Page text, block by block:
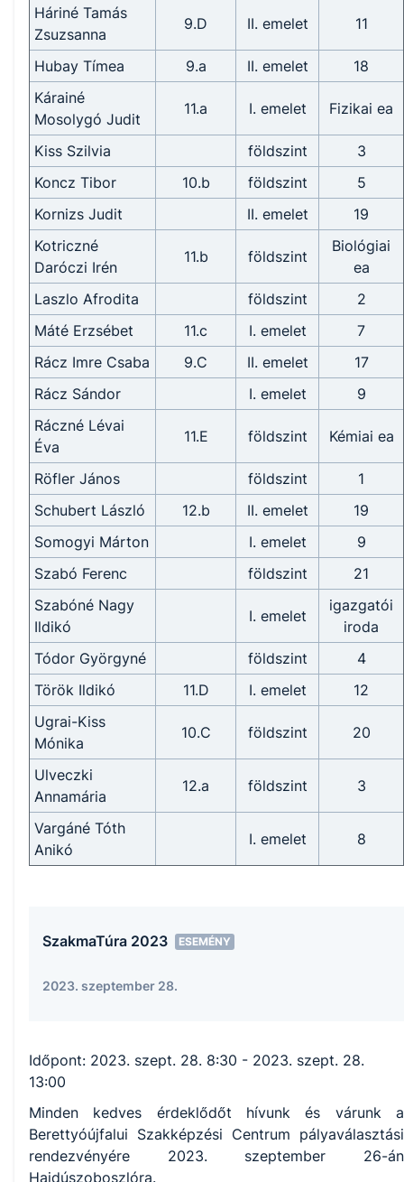
Háriné Tamás
Zsuzsanna
9.D II. emelet 11
Hubay Tímea 9.a II. emelet
18
Kárainé
Mosolygó Judit
11.a I. emelet Fizikai ea
Kiss Szilvia földszint
3
Koncz Tibor
10.b földszint
5
Kornizs Judit
II. emelet
19
Kotriczné
Daróczi Irén
11.b földszint
Biológiai
ea
Laszlo Afrodita
földszint
2
Máté Erzsébet
11.c I. emelet
7
Rácz Imre Csaba
9.C II. emelet
17
Rácz Sándor
I. emelet
9
Ráczné Lévai
Éva
11.E földszint Kémiai ea
Röfler János földszint
1
Schubert László
12.b II. emelet
19
Somogyi Márton
I. emelet
9
Szabó Ferenc
földszint
21
Szabóné Nagy
Ildikó
I. emelet
igazgatói
iroda
Tódor Györgyné
földszint
4
Török Ildikó
11.D I. emelet
12
Ugrai-Kiss
Mónika
10.C földszint 20
Ulveczki
Annamária
12.a földszint 3
Vargáné Tóth
Anikó
I. emelet 8
SzakmaTúra 2023 ESEMÉNY
2023. szeptember 28.
Időpont: 2023. szept. 28. 8:30 - 2023. szept. 28.
13:00
Minden kedves érdeklődőt hívunk és várunk a
Berettyóújfalui Szakképzési Centrum pályaválasztási
rendezvényére 2023. szeptember 26-án
Hajdúszoboszlóra.